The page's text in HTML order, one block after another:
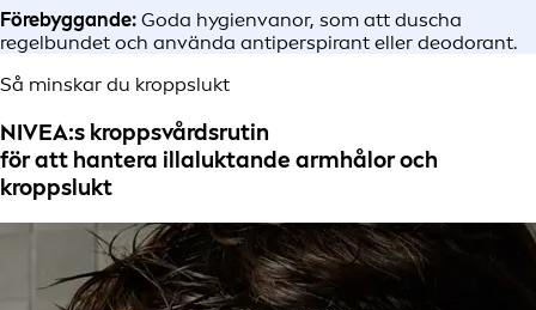
Förebyggande: Goda hygienvanor, som att duscha
regelbundet och använda antiperspirant eller deodorant.
Så minskar du kroppslukt
NIVEA:s kroppsvårdsrutin
för att hantera illaluktande armhålor och
kroppslukt